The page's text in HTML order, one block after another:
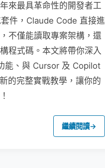
來最具革命性的開發者工
件，Claude Code 直接進
不僅能讀取專案架構，還
程式碼。本文將帶你深入
能、與 Cursor 及 Copilot
的完整實戰教學，讓你的
繼續閱讀→